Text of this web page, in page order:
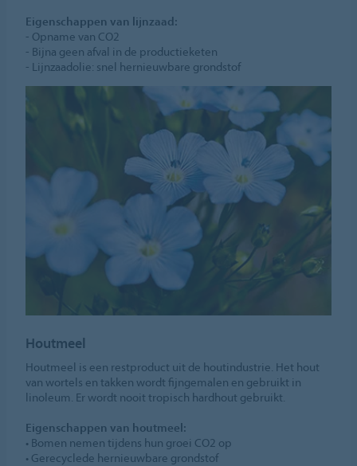
Eigenschappen van lijnzaad:
- Opname van CO2
- Bijna geen afval in de productieketen
- Lijnzaadolie: snel hernieuwbare grondstof
Houtmeel
Houtmeel is een restproduct uit de houtindustrie. Het hout
van wortels en takken wordt fijngemalen en gebruikt in
linoleum. Er wordt nooit tropisch hardhout gebruikt.
Eigenschappen van houtmeel:
• Bomen nemen tijdens hun groei CO2 op
• Gerecyclede hernieuwbare grondstof